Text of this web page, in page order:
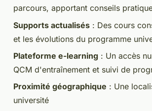
parcours, apportant conseils
Supports actualisés : Des cours
et les évolutions du programme
Plateforme e-learning : Un accès
QCM d'entraînement et suivi de
Proximité géographique : Une
université